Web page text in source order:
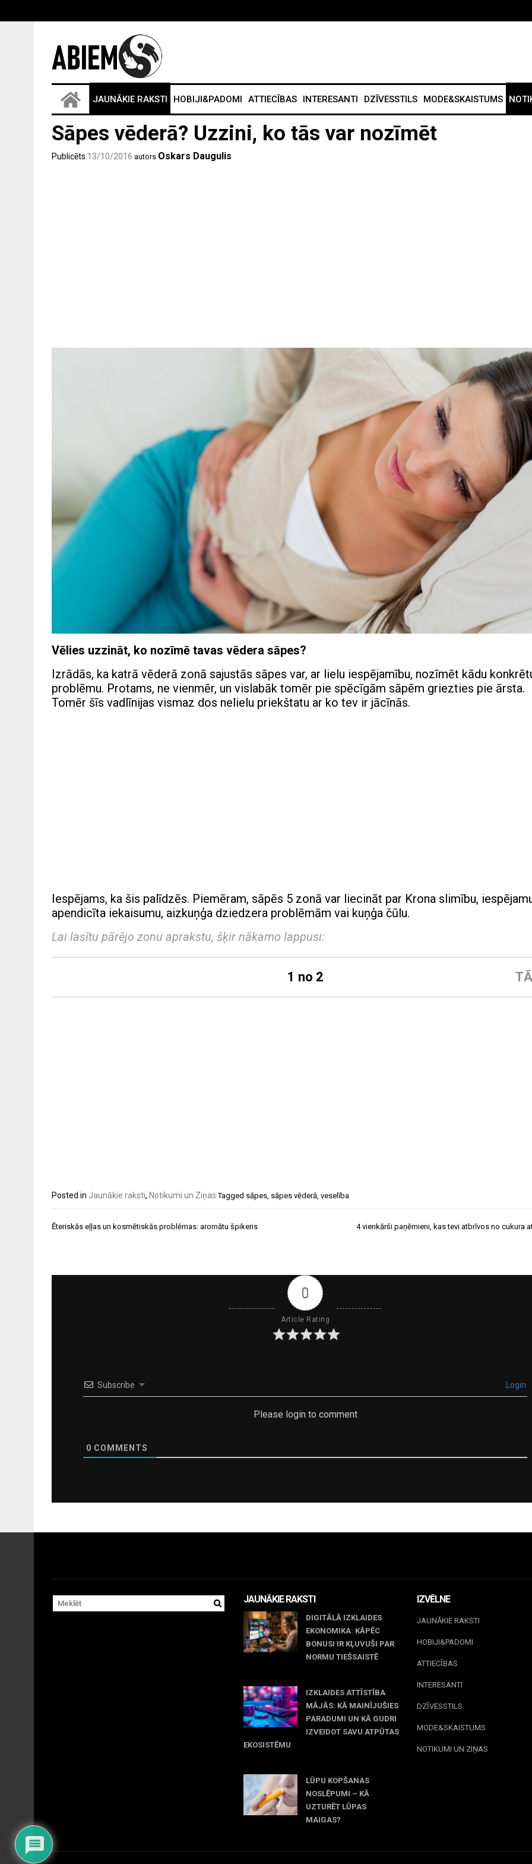
JAUNĀKIE RAKSTI HOBIJI&PADOMI ATTIECĪBAS INTERESANTI DZĪVESSTILS MODE&SKAISTUMS
Sāpes vēderā? Uzzini, ko tās var nozīmēt
Publicēts 13/10/2016 autors Oskars Daugulis
Vēlies uzzināt, ko nozīmē tavas vēdera sāpes?
Izrādās, ka katrā vēderā zonā sajustās sāpes var, ar lielu iespējamību, nozīmēt kādu
problēmu. Protams, ne vienmēr, un vislabāk tomēr pie spēcīgām sāpēm griezties pie ārsta.
Tomēr šīs vadlīnijas vismaz dos nelielu priekštatu ar ko tev ir jācīnās.
Iespējams, ka šis palīdzēs. Piemēram, sāpēs 5 zonā var liecināt par Krona slimību,
apendicīta iekaisumu, aizkuņģa dziedzera problēmām vai kuņģa čūlu.
Lai lasītu pārējo zonu aprakstu, šķir nākamo lappusi:
1 no 2
Posted in Jaunākie raksti, Notikumi un Ziņas Tagged sāpes sāpes vēderā veselība
Ziņu
Ēteriskās eļļas un kosmētiskās problēmas: aromātu špikeris 4 vienkārši paņēmieni, kas tevi atbrīvos no cukura
0
Article Rating
Subscribe Login
Please login to comment
0 COMMENTS
JAUNĀKIE RAKSTI
DIGITĀLĀ IZKLAIDES
EKONOMIKA: KĀPĒC
BONUSI IR KĻUVUŠI PAR
NORMU TIEŠSAISTĒ
IZKLAIDES ATTĪSTĪBA
MĀJĀS: KĀ MAINĪJUŠIES
PARADUMI UN KĀ GUDRI
IZVEIDOT SAVU ATPŪTAS
EKOSISTĒMU
LŪPU KOPŠANAS
NOSLĒPUMI – KĀ
UZTURĒT LŪPAS
MAIGAS?
IZVĒLNE
JAUNĀKIE RAKSTI
HOBIJI&PADOMI
ATTIECĪBAS
INTERESANTI
DZĪVESSTILS
MODE&SKAISTUMS
NOTIKUMI UN ZIŅAS